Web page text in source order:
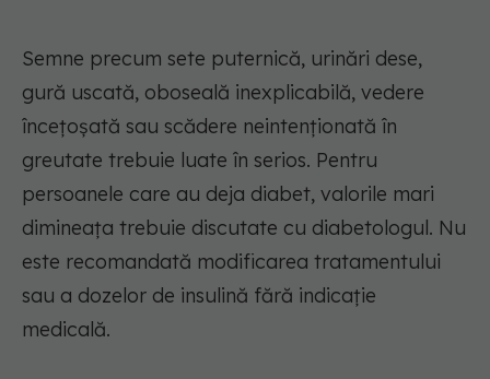
Semne precum sete puternică, urinări dese,
gură uscată, oboseală inexplicabilă, vedere
încețoșată sau scădere neintenționată în
greutate trebuie luate în serios. Pentru
persoanele care au deja diabet, valorile mari
dimineața trebuie discutate cu diabetologul. Nu
este recomandată modificarea tratamentului
sau a dozelor de insulină fără indicație
medicală.